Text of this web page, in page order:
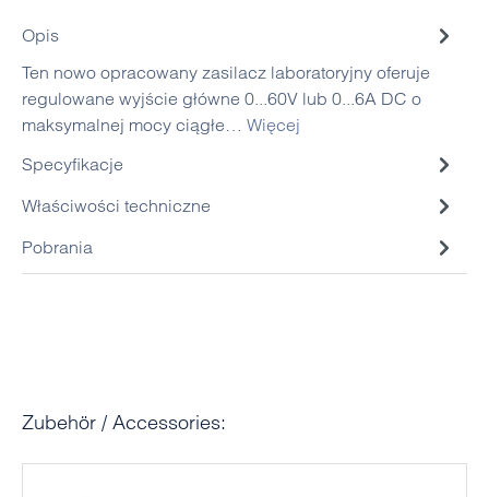
Opis
Ten nowo opracowany zasilacz laboratoryjny oferuje
regulowane wyjście główne 0...60V lub 0...6A DC o
maksymalnej mocy ciągłe… Więcej
Specyfikacje
Właściwości techniczne
Pobrania
Pomiń galerię produktów
Zubehör / Accessories: